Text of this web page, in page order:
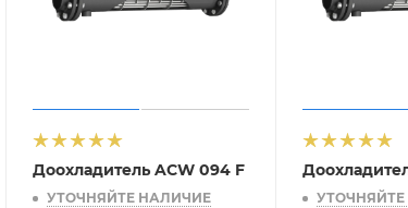
Доохладитель ACW 094 F
УТОЧНЯЙТЕ НАЛИЧИЕ